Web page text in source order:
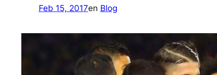
Feb 15, 2017en Blog